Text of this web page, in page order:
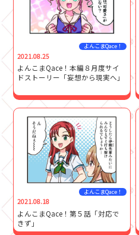
よんこまQace！
2021.08.25
よんこまQace！本編８月度サイ
ドストーリー「妄想から現実へ」
よんこまQace！
2021.08.18
よんこまQace！第５話「対応で
きず」